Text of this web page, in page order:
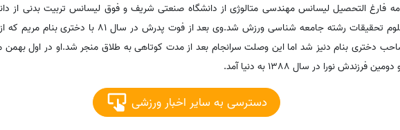
فارغ التحصیل لیسانس مهندسی متالوژی از دانشگاه صنعتی شریف و فوق لیسانس تربیت بدنی از
دکترای واحد علوم تحقیقات رشته جامعه‌ شناسی ورزش شد.وی بعد از فوت
فرزندش نورا در سال 1388 به دنیا آمد.
دسترسی به سایر اخبار ورزشی